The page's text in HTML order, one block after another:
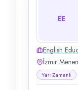
EE
English
İzmir
Yarı Zamanlı